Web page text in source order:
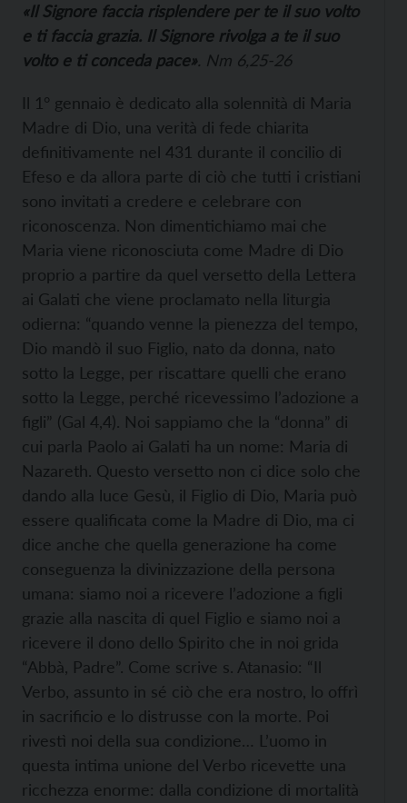
«Il Signore faccia risplendere per te il suo volto
e ti faccia grazia. Il Signore rivolga a te il suo
volto e ti conceda pace». Nm 6,25-26
Il 1° gennaio è dedicato alla solennità di Maria
Madre di Dio, una verità di fede chiarita
definitivamente nel 431 durante il concilio di
Efeso e da allora parte di ciò che tutti i cristiani
sono invitati a credere e celebrare con
riconoscenza. Non dimentichiamo mai che
Maria viene riconosciuta come Madre di Dio
proprio a partire da quel versetto della Lettera
ai Galati che viene proclamato nella liturgia
odierna: “quando venne la pienezza del tempo,
Dio mandò il suo Figlio, nato da donna, nato
sotto la Legge, per riscattare quelli che erano
sotto la Legge, perché ricevessimo l’adozione a
figli” (Gal 4,4). Noi sappiamo che la “donna” di
cui parla Paolo ai Galati ha un nome: Maria di
Nazareth. Questo versetto non ci dice solo che
dando alla luce Gesù, il Figlio di Dio, Maria può
essere qualificata come la Madre di Dio, ma ci
dice anche che quella generazione ha come
conseguenza la divinizzazione della persona
umana: siamo noi a ricevere l’adozione a figli
grazie alla nascita di quel Figlio e siamo noi a
ricevere il dono dello Spirito che in noi grida
“Abbà, Padre”. Come scrive s. Atanasio: “Il
Verbo, assunto in sé ciò che era nostro, lo offrì
in sacrificio e lo distrusse con la morte. Poi
rivestì noi della sua condizione… L’uomo in
questa intima unione del Verbo ricevette una
ricchezza enorme: dalla condizione di mortalità